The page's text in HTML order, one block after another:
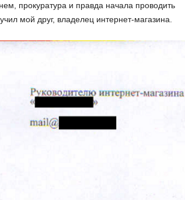
прокуратура и правда начала проводить
мой друг, владелец интернет-магазина.